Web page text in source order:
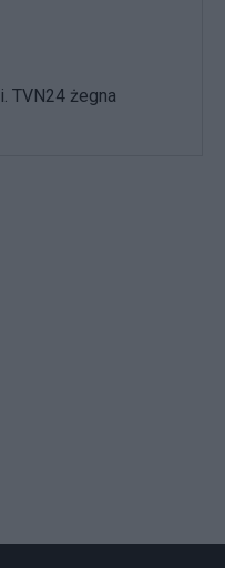
TVN24 żegna